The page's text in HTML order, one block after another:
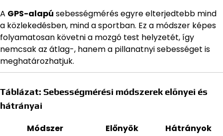
A GPS-alapú sebességmérés egyre elterjedtebb mind
a közlekedésben, mind a sportban. Ez a módszer képes
folyamatosan követni a mozgó test helyzetét, így
nemcsak az átlag-, hanem a pillanatnyi sebességet is
meghatározhatjuk.
Táblázat: Sebességmérési módszerek előnyei és
hátrányai
Módszer Előnyök
Hátrányok